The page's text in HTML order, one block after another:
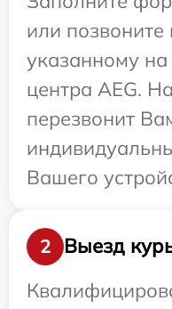
или
указанному на
центра AEG.
перезвонит
Вашего
2
Выезд